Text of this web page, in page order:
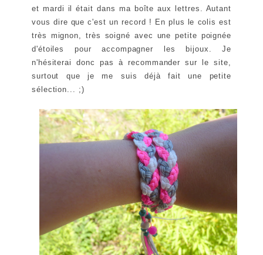
et mardi il était dans ma boîte aux lettres. Autant
vous dire que c'est un record ! En plus le colis est
très mignon, très soigné avec une petite poignée
d'étoiles pour accompagner les bijoux. Je
n'hésiterai donc pas à recommander sur le site,
surtout que je me suis déjà fait une petite
sélection... ;)